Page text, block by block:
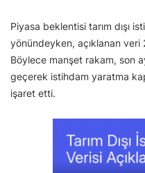
Piyasa beklentisi tarım dışı
yönündeyken, açıklanan veri
Böylece manşet rakam, son
geçerek istihdam yaratma
işaret etti.